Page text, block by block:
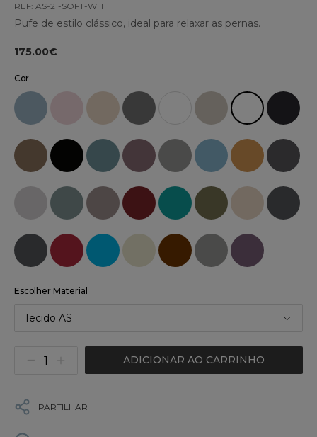
REF: AS-21-SOFT-WH
Pufe de estilo clássico, ideal para relaxar as pernas.
175.00€
Cor
Escolher Material
Tecido AS
ADICIONAR AO CARRINHO
PARTILHAR